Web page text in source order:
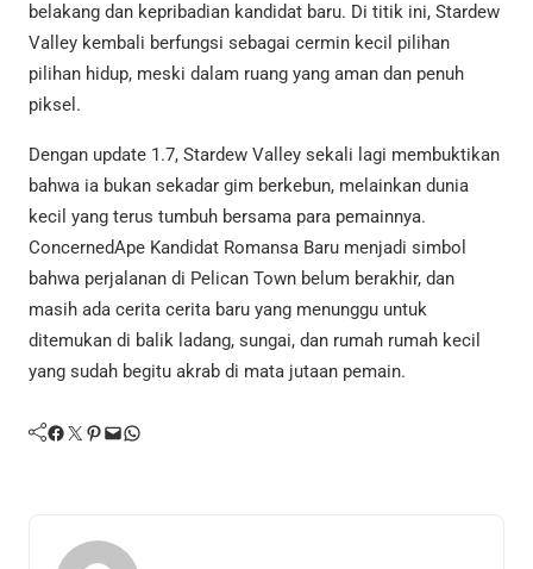
belakang dan kepribadian kandidat baru. Di titik ini, Stardew
Valley kembali berfungsi sebagai cermin kecil pilihan
pilihan hidup, meski dalam ruang yang aman dan penuh
piksel.
Dengan update 1.7, Stardew Valley sekali lagi membuktikan
bahwa ia bukan sekadar gim berkebun, melainkan dunia
kecil yang terus tumbuh bersama para pemainnya.
ConcernedApe Kandidat Romansa Baru menjadi simbol
bahwa perjalanan di Pelican Town belum berakhir, dan
masih ada cerita cerita baru yang menunggu untuk
ditemukan di balik ladang, sungai, dan rumah rumah kecil
yang sudah begitu akrab di mata jutaan pemain.
Facebook Twitter Pinterest Mail WhatsApp